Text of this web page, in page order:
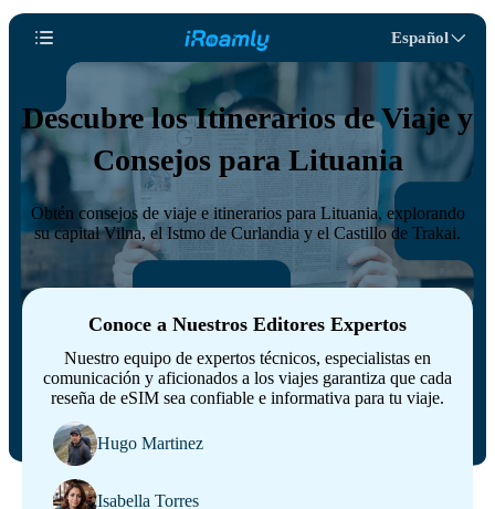
Español
Descubre los Itinerarios de Viaje y
Consejos para Lituania
Obtén consejos de viaje e itinerarios para Lituania, explorando
su capital Vilna, el Istmo de Curlandia y el Castillo de Trakai.
Conoce a Nuestros Editores Expertos
Nuestro equipo de expertos técnicos, especialistas en
comunicación y aficionados a los viajes garantiza que cada
reseña de eSIM sea confiable e informativa para tu viaje.
Hugo Martinez
Isabella Torres